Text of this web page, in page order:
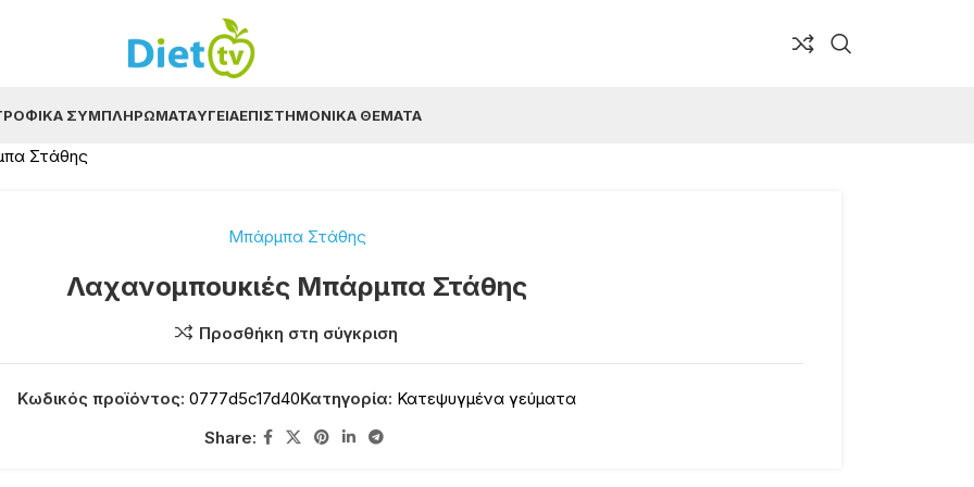
ΣΥΜΠΛΗΡΏΜΑΤΑΥΓΕΊΑΕΠΙΣΤΗΜΟΝΙΚΆ ΘΈΜΑΤΑ
Στάθης
Μπάρμπα Στάθης
Λαχανομπουκιές Μπάρμπα Στάθης
Προσθήκη στη σύγκριση
Κωδικός προϊόντος:0777d5c17d40Κατηγορία: Κατεψυγμένα γεύματα
Share: